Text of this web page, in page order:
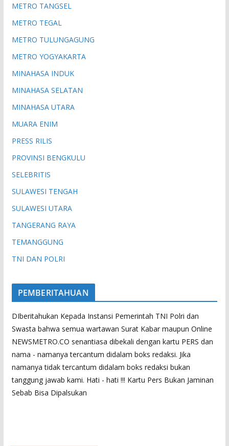
METRO TANGSEL
METRO TEGAL
METRO TULUNGAGUNG
METRO YOGYAKARTA
MINAHASA INDUK
MINAHASA SELATAN
MINAHASA UTARA
MUARA ENIM
PRESS RILIS
PROVINSI BENGKULU
SELEBRITIS
SULAWESI TENGAH
SULAWESI UTARA
TANGERANG RAYA
TEMANGGUNG
TNI DAN POLRI
PEMBERITAHUAN
DIberitahukan Kepada Instansi Pemerintah TNI Polri dan
Swasta bahwa semua wartawan Surat Kabar maupun Online
NEWSMETRO.CO senantiasa dibekali dengan kartu PERS dan
nama - namanya tercantum didalam boks redaksi. Jika
namanya tidak tercantum didalam boks redaksi bukan
tanggung jawab kami. Hati - hati !!! Kartu Pers Bukan Jaminan
Sebab Bisa Dipalsukan